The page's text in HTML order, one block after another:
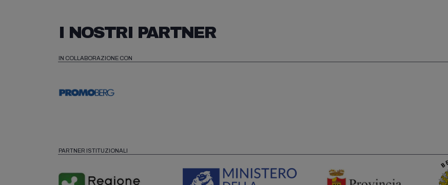
I NOSTRI PARTNER
IN COLLABORAZIONE CON
PARTNER ISTITUZIONALI